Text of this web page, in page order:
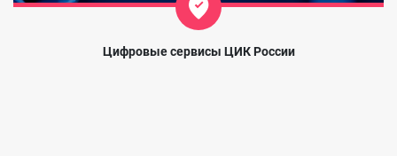
Цифровые сервисы ЦИК России